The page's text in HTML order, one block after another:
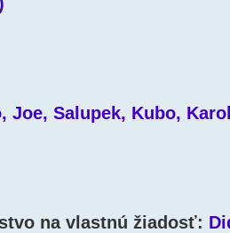
Joe, Salupek, Kubo, Karol
na vlastnú žiadosť: